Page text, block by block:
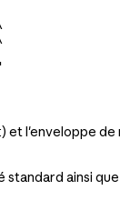
) et l'enveloppe de
ainsi que